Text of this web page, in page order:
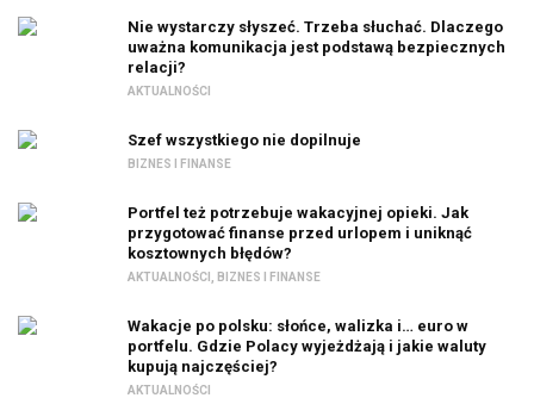
Nie wystarczy słyszeć. Trzeba słuchać. Dlaczego
uważna komunikacja jest podstawą bezpiecznych
relacji?
AKTUALNOŚCI
Szef wszystkiego nie dopilnuje
BIZNES I FINANSE
Portfel też potrzebuje wakacyjnej opieki. Jak
przygotować finanse przed urlopem i uniknąć
kosztownych błędów?
AKTUALNOŚCI BIZNES I FINANSE
Wakacje po polsku: słońce, walizka i… euro w
portfelu. Gdzie Polacy wyjeżdżają i jakie waluty
kupują najczęściej?
AKTUALNOŚCI